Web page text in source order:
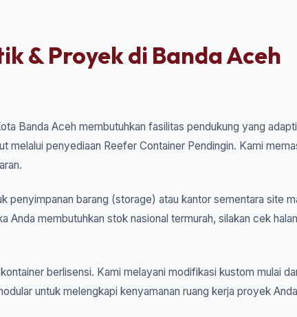
& Proyek di Banda Aceh
Banda Aceh membutuhkan fasilitas pendukung yang
melalui penyediaan Reefer Container Pendingin. Kami
penyimpanan barang (storage) atau kantor sementara site
Anda membutuhkan stok nasional termurah, silakan cek
berlisensi. Kami melayani modifikasi kustom mulai
untuk melengkapi kenyamanan ruang kerja proyek